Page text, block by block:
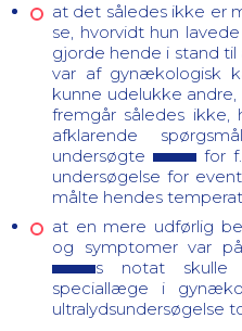
at det således ikke er
se, hvorvidt hun
gjorde hende i stand til
var af gynækologisk
kunne udelukke
fremgår således ikke,
afklarende
undersøgte
for
undersøgelse for
målte hendes
at en mere udførlig
og symptomer var
s notat skulle
speciallæge i
ultralydsundersøgelse